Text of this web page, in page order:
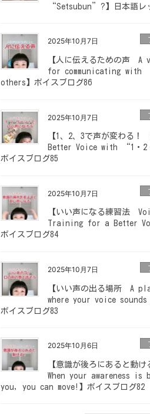
“Setsubun”?】日本語レ
2025年10月7日
【人に伝えるための声 A
for communicating with
others】ボイスブログ86
2025年10月7日
【1、2、3で声が変わる
Better Voice with “1・2
ボイスブログ85
2025年10月7日
【いい声になる練習法
Training for a Better
ボイスブログ84
2025年10月7日
【いい声の出る場所 A
where your voice sounds
ボイスブログ83
2025年10月6日
【意識が後ろにあると動
When your awareness is
you, you can move!】ボイスブログ82